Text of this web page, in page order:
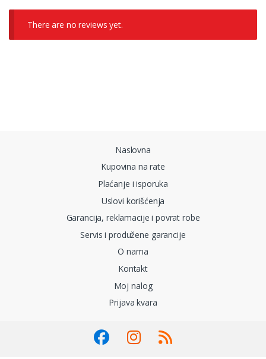
There are no reviews yet.
Naslovna
Kupovina na rate
Plaćanje i isporuka
Uslovi korišćenja
Garancija, reklamacije i povrat robe
Servis i produžene garancije
O nama
Kontakt
Moj nalog
Prijava kvara